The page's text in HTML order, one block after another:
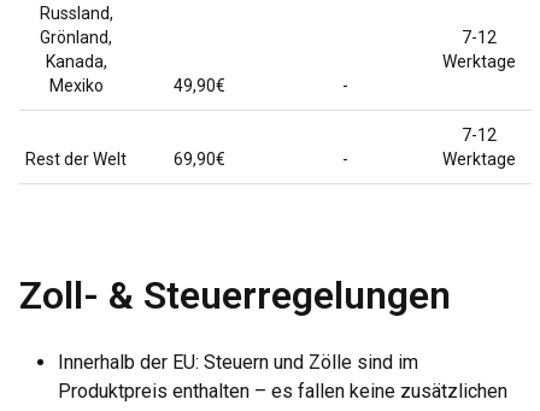
Russland,
Grönland,
Kanada,
Mexiko
49,90€ -
7-12
Werktage
Rest der Welt 69,90€ -
7-12
Werktage
Zoll- & Steuerregelungen
Innerhalb der EU: Steuern und Zölle sind im
Produktpreis enthalten – es fallen keine zusätzlichen